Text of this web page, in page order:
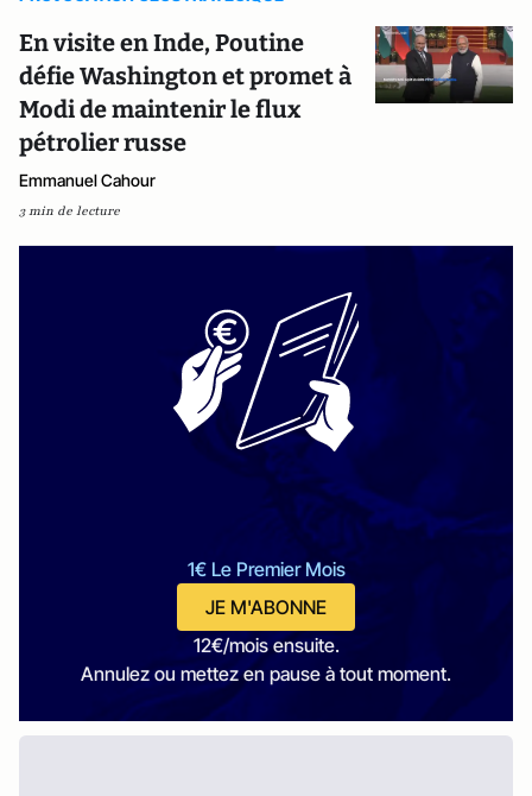
En visite en Inde, Poutine
défie Washington et promet à
Modi de maintenir le flux
pétrolier russe
Emmanuel Cahour
3 min de lecture
1€ Le Premier Mois
JE M'ABONNE
12€/mois ensuite.
Annulez ou mettez en pause à tout moment.